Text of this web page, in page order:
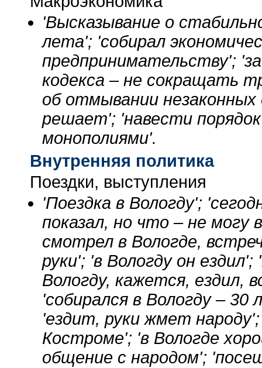
'Высказывание о
лета'; 'собирал
предпринимательству';
кодекса – не сокращать
об отмывании незаконных
решает'; 'навести
монополиями'.
Внутренняя политика
Поездки, выступления
'Поездка в Вологду';
показал, но что – не
смотрел в Вологде,
руки'; 'в Вологду он
Вологду, кажется, ездил,
'собирался в Вологду – 30
'ездит, руки жмет
Костроме'; 'в Вологде
общение с народом';